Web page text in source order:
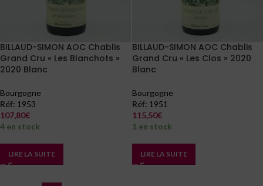
BILLAUD-SIMON AOC Chablis
Grand Cru « Les Blanchots »
2020 Blanc
Bourgogne
Réf: 1953
107,80€
4 en stock
LIRE LA SUITE
BILLAUD-SIMON AOC Chablis
Grand Cru « Les Clos » 2020
Blanc
Bourgogne
Réf: 1951
115,50€
1 en stock
LIRE LA SUITE